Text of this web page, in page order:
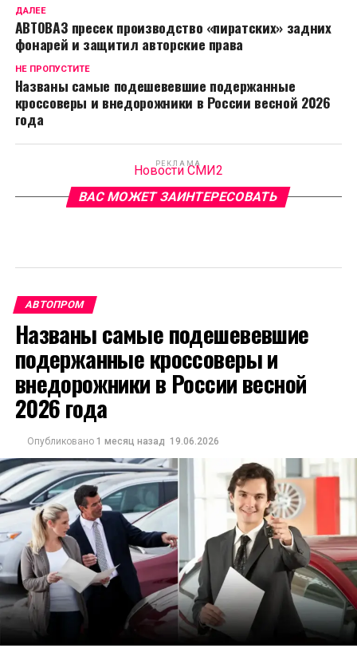
ДАЛЕЕ
АВТОВАЗ пресек производство «пиратских» задних
фонарей и защитил авторские права
НЕ ПРОПУСТИТЕ
Названы самые подешевевшие подержанные
кроссоверы и внедорожники в России весной 2026
года
РЕКЛАМА
Новости СМИ2
ВАС МОЖЕТ ЗАИНТЕРЕСОВАТЬ
АВТОПРОМ
Названы самые подешевевшие
подержанные кроссоверы и
внедорожники в России весной
2026 года
Опубликовано 1 месяц назад 19.06.2026